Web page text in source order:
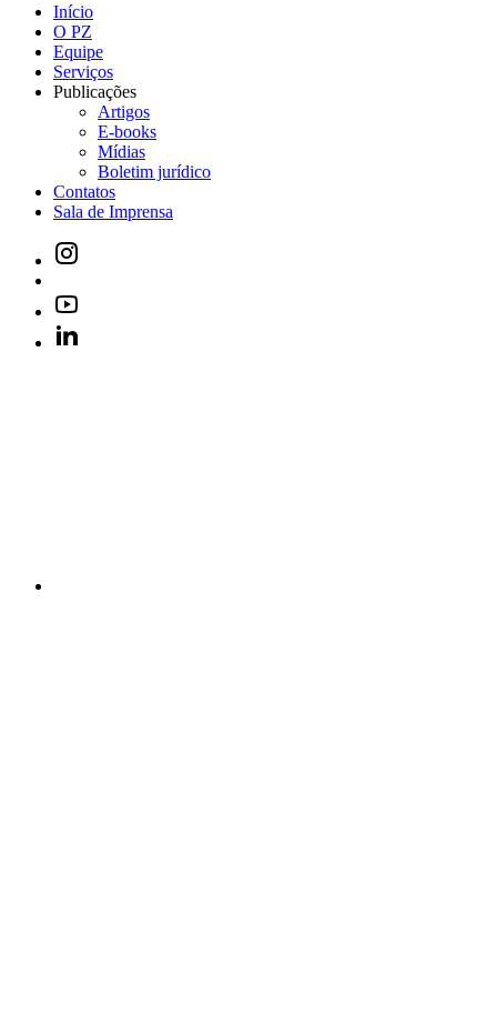
Início
O PZ
Equipe
Serviços
Publicações
Artigos
E-books
Mídias
Boletim jurídico
Contatos
Sala de Imprensa